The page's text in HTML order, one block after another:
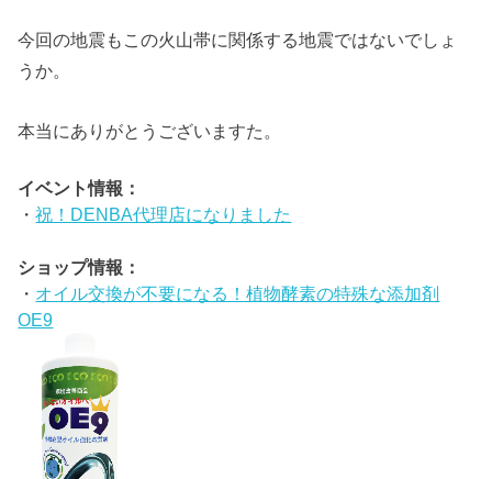
今回の地震もこの火山帯に関係する地震ではないでしょ
うか。
本当にありがとうございますた。
イベント情報：
・祝！DENBA代理店になりました
ショップ情報：
・ オイル交換が不要になる！植物酵素の特殊な添加剤
OE9